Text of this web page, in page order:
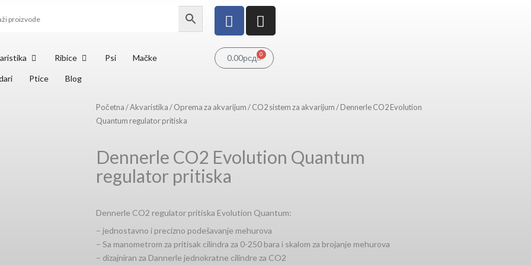
F
a
e
b
o
k
I
n
t
a
r
a
OPEN AKVARISTIKA
Ribice OPEN RIBICE
Psi Mačke
Ptice Blog
0.00рсд 0
Cart
Početna/Akvaristika/Oprema za akvarijum/CO2 sistem za akvarijum/ Dennerle CO2 Evolution
Quantum regulator pritiska
Dennerle CO2 Evolution Quantum
regulator pritiska
Dennerle CO2 regulator pritiska Evolution Quantum:
– jednostavno i precizno podešavanje mehurova
– Sa manometrom za pritisak cilindra za 0-250 bara i skalom za brojanje mehurova
– dizajniran za Dannerle jednokratne cilindre za CO2